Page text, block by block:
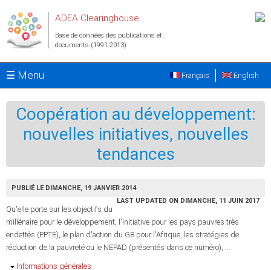
ADEA Clearinghouse
Base de données des publications et
documents (1991-2013)
☰ Menu English
Français
Coopération au développement:
nouvelles initiatives, nouvelles
tendances
PUBLIÉ LE DIMANCHE, 19 JANVIER 2014
LAST UPDATED ON DIMANCHE, 11 JUIN 2017
Qu'elle porte sur les objectifs du
millénaire pour le développement, l'initiative pour les pays pauvres très
endettés (PPTE), le plan d'action du G8 pour l'Afrique, les stratégies de
réduction de la pauvreté ou le NEPAD (présentés dans ce numéro),....
Masquer
Informations générales